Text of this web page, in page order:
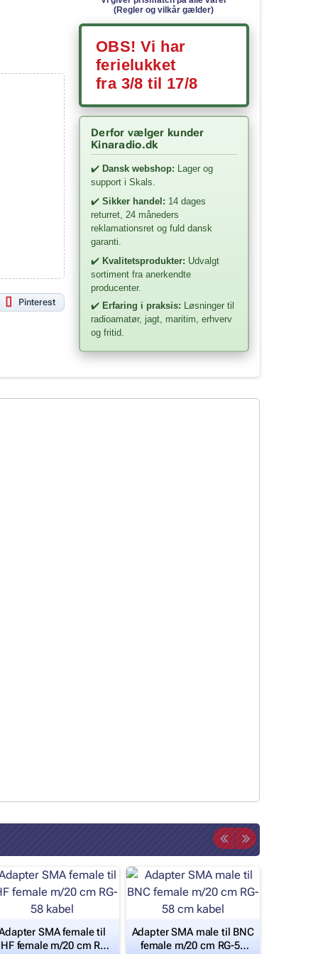
Pinterest
(Regler og vilkår gælder)
OBS! Vi har
ferielukket
fra 3/8 til 17/8
Derfor vælger kunder
Kinaradio.dk
✔️ Dansk webshop: Lager og
support i Skals.
✔️ Sikker handel: 14 dages
returret, 24 måneders
reklamationsret og fuld dansk
garanti.
✔️ Kvalitetsprodukter: Udvalgt
sortiment fra anerkendte
producenter.
✔️ Erfaring i praksis: Løsninger til
radioamatør, jagt, maritim, erhverv
og fritid.
SMA female til
female m/20 cm RG-
Adapter SMA male til BNC
female m/20 cm RG-58